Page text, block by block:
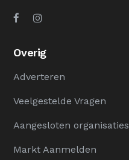
Overig
Adverteren
Veelgestelde Vragen
Aangesloten organisaties
Markt Aanmelden